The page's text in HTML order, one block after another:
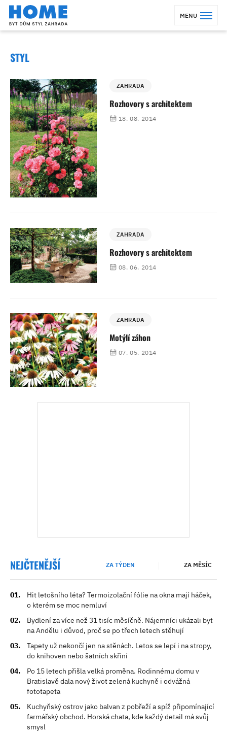
MENU
STYL
ZAHRADA
Rozhovory s architektem
18. 08. 2014
ZAHRADA
Rozhovory s architektem
08. 06. 2014
ZAHRADA
Motýlí záhon
07. 05. 2014
NEJČTENĚJŠÍ ZA TÝDEN ZA MĚSÍC
Hit letošního léta? Termoizolační fólie na okna mají háček,
o kterém se moc nemluví
Bydlení za více než 31 tisíc měsíčně. Nájemníci ukázali byt
na Andělu i důvod, proč se po třech letech stěhují
Tapety už nekončí jen na stěnách. Letos se lepí i na stropy,
do knihoven nebo šatních skříní
Po 15 letech přišla velká proměna. Rodinnému domu v
Bratislavě dala nový život zelená kuchyně i odvážná
fototapeta
Kuchyňský ostrov jako balvan z pobřeží a spíž připomínající
farmářský obchod. Horská chata, kde každý detail má svůj
smysl